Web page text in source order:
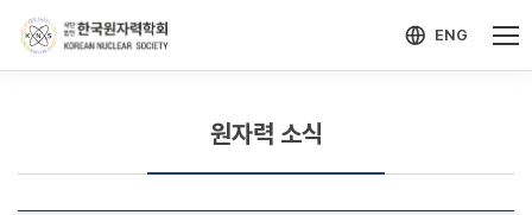
ENG
원자력 소식